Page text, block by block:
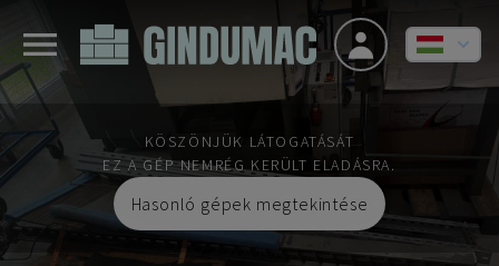
KÖSZÖNJÜK LÁTOGATÁSÁT
EZ A GÉP NEMRÉG KERÜLT ELADÁSRA.
Hasonló gépek megtekintése